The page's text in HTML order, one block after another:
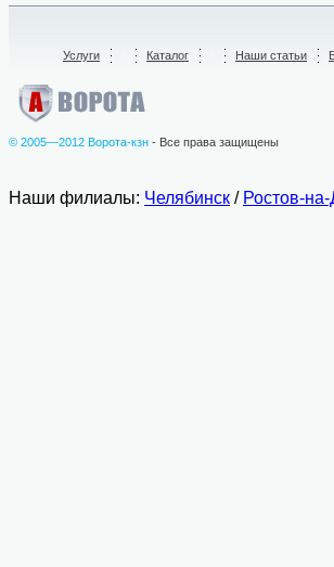
Услуги Каталог Наши статьи
© 2005—2012 Ворота-кзн - Все права защищены
Наши филиалы: Челябинск / Ростов-